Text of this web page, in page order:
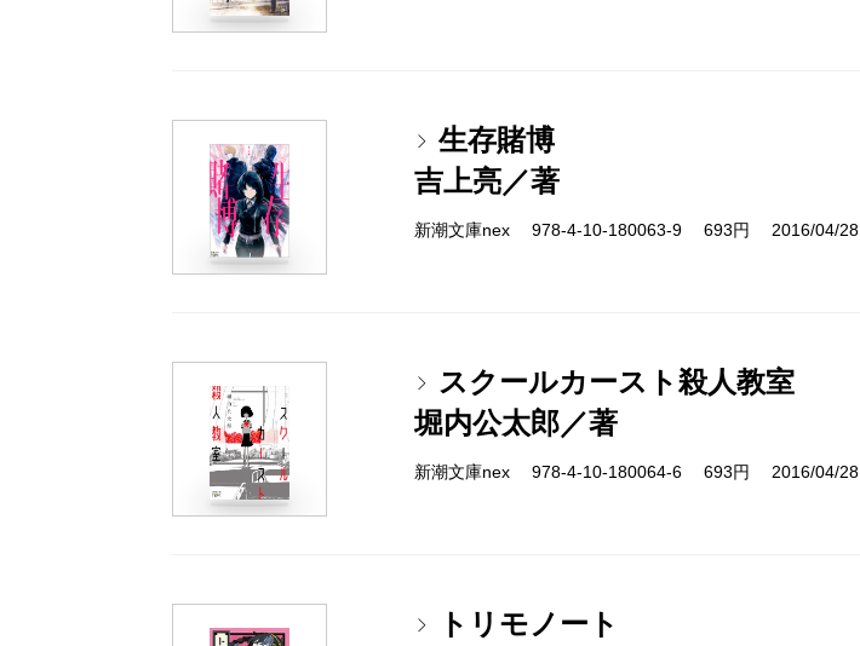
生存賭博
吉上亮／著
新潮文庫nex 978-4-10-180063-9 693円 2016/04/28
スクールカースト殺人教室
堀内公太郎／著
新潮文庫nex 978-4-10-180064-6 693円 2016/04/28
トリモノート